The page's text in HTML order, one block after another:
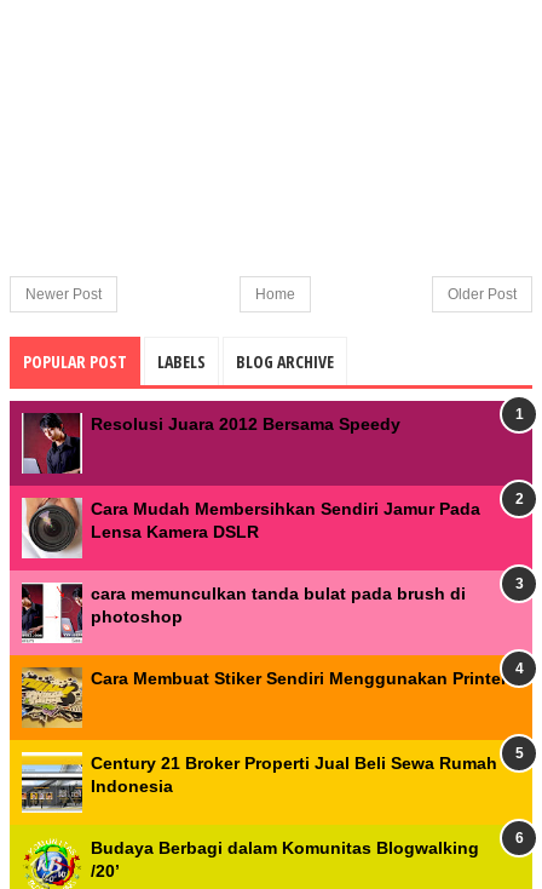
Newer Post Older Post
Home
POPULAR POST LABELS BLOG ARCHIVE
Resolusi Juara 2012 Bersama Speedy
Cara Mudah Membersihkan Sendiri Jamur Pada
Lensa Kamera DSLR
cara memunculkan tanda bulat pada brush di
photoshop
Cara Membuat Stiker Sendiri Menggunakan Printer
Century 21 Broker Properti Jual Beli Sewa Rumah
Indonesia
Budaya Berbagi dalam Komunitas Blogwalking
/20’